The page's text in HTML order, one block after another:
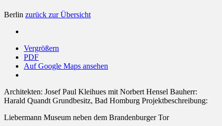
Berlin zurück zur Übersicht
Vergrößern
PDF
Auf Google Maps ansehen
Architekten: Josef Paul Kleihues mit Norbert Hensel Bauherr:
Harald Quandt Grundbesitz, Bad Homburg Projektbeschreibung:
Liebermann Museum neben dem Brandenburger Tor